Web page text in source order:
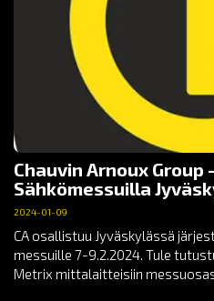
Chauvin Arnoux Group
Sähkömessuilla
2024-01-09
CA osallistuu Jyväskylässä
messuille 7-9.2.2024. Tule
Metrix mittalaitteisiin